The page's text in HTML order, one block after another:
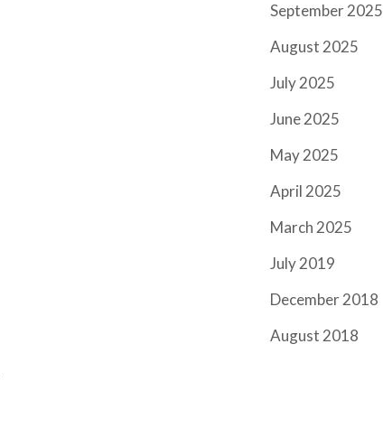
September 2025
August 2025
July 2025
June 2025
May 2025
April 2025
March 2025
July 2019
December 2018
August 2018